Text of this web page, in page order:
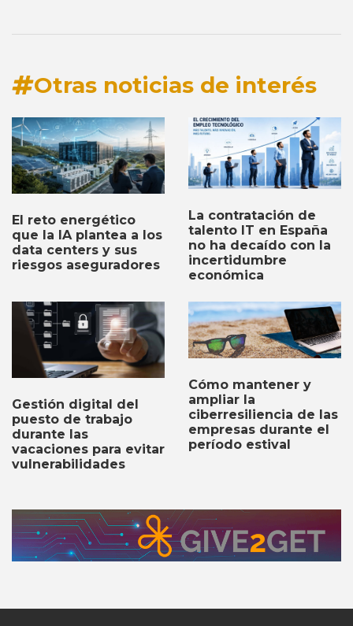
Otras noticias de interés
El reto energético
que la IA plantea a los
data centers y sus
riesgos aseguradores
La contratación de
talento IT en España
no ha decaído con la
incertidumbre
económica
Gestión digital del
puesto de trabajo
durante las
vacaciones para evitar
vulnerabilidades
Cómo mantener y
ampliar la
ciberresiliencia de las
empresas durante el
período estival